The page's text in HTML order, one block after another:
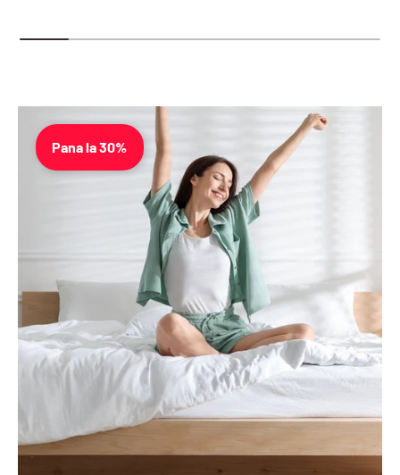
Pana la 30%